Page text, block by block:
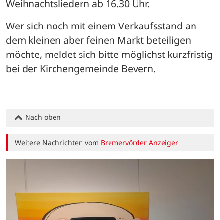
Weihnachtsliedern ab 16.30 Uhr.
Wer sich noch mit einem Verkaufsstand an
dem kleinen aber feinen Markt beteiligen
möchte, meldet sich bitte möglichst kurzfristig
bei der Kirchengemeinde Bevern.
Nach oben
Weitere Nachrichten vom Bremervörder Anzeiger